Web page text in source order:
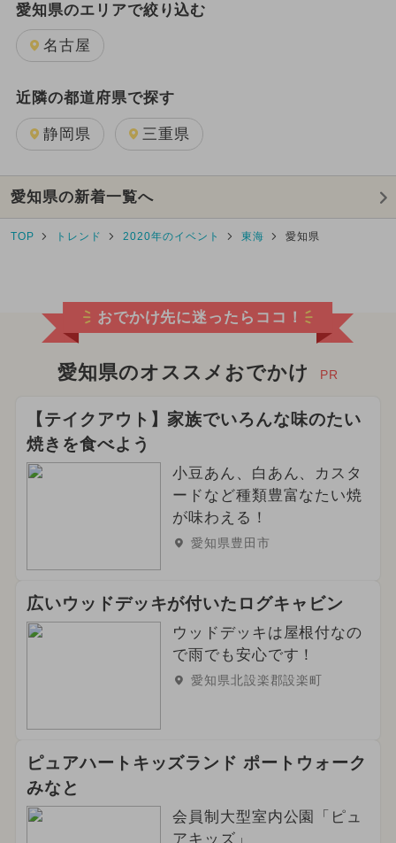
愛知県のエリアで絞り込む
名古屋
近隣の都道府県で探す
静岡県 三重県
愛知県の新着一覧へ
TOP トレンド 2020年のイベント 東海 愛知県
おでかけ先に迷ったらココ！
愛知県のオススメおでかけ PR
【テイクアウト】家族でいろんな味のたい
焼きを食べよう
小豆あん、白あん、カスタ
ードなど種類豊富なたい焼
が味わえる！
愛知県豊田市
広いウッドデッキが付いたログキャビン
ウッドデッキは屋根付なの
で雨でも安心です！
愛知県北設楽郡設楽町
ピュアハートキッズランド ポートウォーク
みなと
会員制大型室内公園「ピュ
アキッズ」